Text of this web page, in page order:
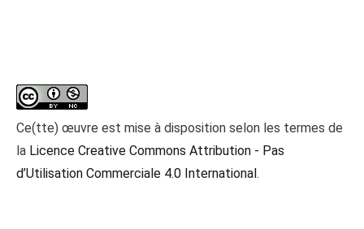
Ce(tte) œuvre est mise à disposition selon les termes de
la Licence Creative Commons Attribution - Pas
d’Utilisation Commerciale 4.0 International .